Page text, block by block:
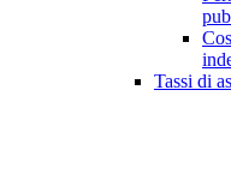
Tassi di